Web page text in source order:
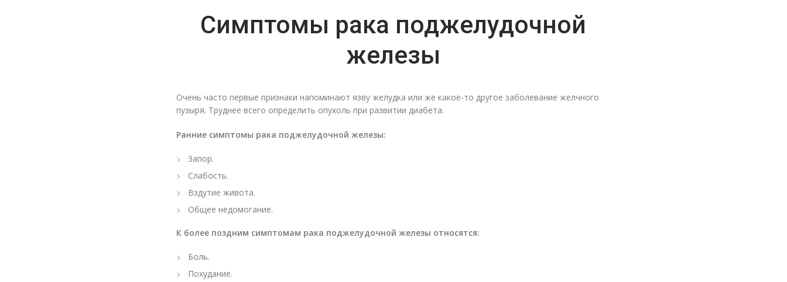
Симптомы рака поджелудочной
железы
Очень часто первые признаки напоминают язву желудка или же какое-то другое заболевание желчного
пузыря. Труднее всего определить опухоль при развитии диабета.
Ранние симптомы рака поджелудочной железы:
Запор.
Слабость.
Вздутие живота.
Общее недомогание.
К более поздним симптомам рака поджелудочной железы относятся:
Боль.
Похудание.